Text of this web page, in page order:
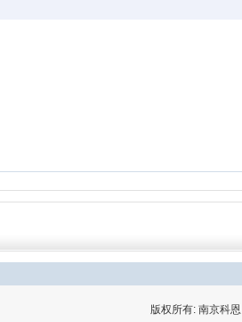
版权所有: 南京科